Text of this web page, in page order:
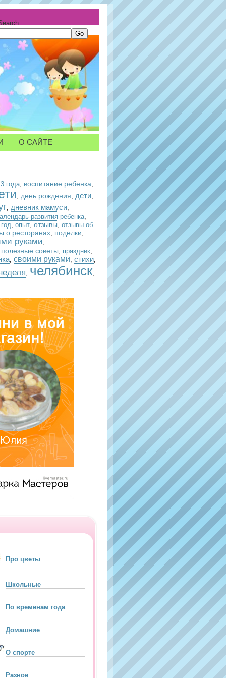
О САЙТЕ
3 года, воспитание ребенка,
,день рождения,дети,
,дневник мамуси,
развития ребенка,
,опыт,отзывы,отзывы об
о ресторанах, поделки,
руками,
полезные советы, праздник,
,своими руками,стихи,
, челябинск,
Про цветы
Школьные
По временам года
Домашние
О спорте
Разное